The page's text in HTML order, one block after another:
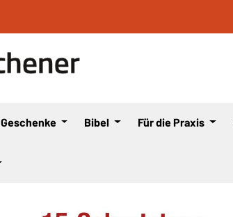
Geschenke Bibel Für die Praxis